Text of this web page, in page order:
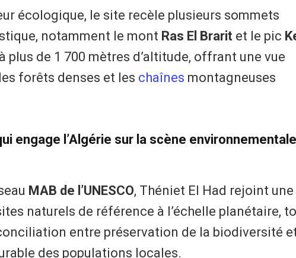
écologique, le site recèle plusieurs sommets
notamment le mont Ras El Brarit et le pic
plus de 1 700 mètres d’altitude, offrant une vue
forêts denses et les chaînes montagneuses
engage l’Algérie sur la scène environnementale
MAB de l’UNESCO, Théniet El Had rejoint une
naturels de référence à l’échelle planétaire,
entre préservation de la biodiversité
des populations locales.